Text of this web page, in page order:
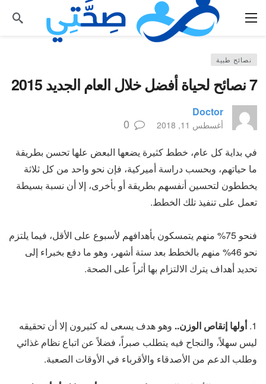
نصائح طبية
7 نصائح لحياة أفضل خلال العام الجديد 2015
Doctor
أغسطس 11, 2018 0
في بداية كل عام، خطط كثيرة يضعها البعض علها تحسن بطريقة
ما حياتهم، وبحسب دراسة أميركية، فإن نحو واحد من كل ثلاثة
يخططون لتحسين أنفسهم بطريقة أو بأخرى، إلا أن نسبة بسيطة
تعمل على تنفيذ تلك الخطط.
فنحو 75% منهم يتمسكون بأهدافهم لأسبوع على الأقل، فيما يلتزم
نحو 46% منهم بالخطط بعد ستة أشهر، وهو ما دفع بخبراء إلى
تحديد أهداف يترك الالتزام بها أثراً على الصحة.
1. أولها إنقاص الوزن.. وهو هدف يسعى له كثيرون إلا أن تحقيقه
ليس سهلاً، والنجاح فيه يتطلب صبراً، فضلاً عن اتباع نظام غذائي
وطلب الدعم من الأصدقاء والأقرباء في الأوقات الصعبة.